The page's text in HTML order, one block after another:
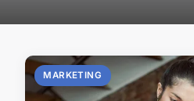
MARKETING